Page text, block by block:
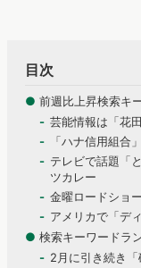
目次
● 前週比上昇検索キ
芸能情報は「花
「ハナ信用組合
テレビで話題「
ツカレー
金曜ロードショ
アメリカで「デ
● 検索キーワードラ
2月に引き続き